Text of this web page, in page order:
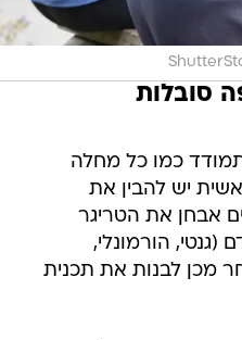
סובלות
כמו כל מחלה
יש להבין את
אבחן את הטריגר
הורמונלי,
מכן לבנות את תכנית